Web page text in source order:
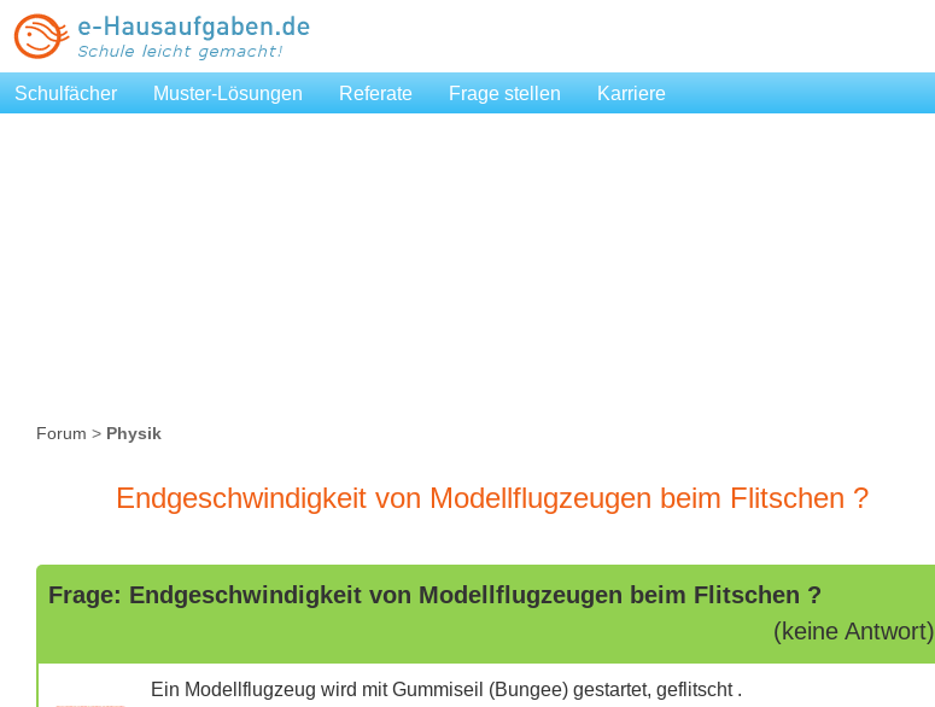
Schulfächer Muster-Lösungen Referate Frage stellen Karriere
Forum > Physik
Endgeschwindigkeit von Modellflugzeugen beim Flitschen ?
Frage: Endgeschwindigkeit von Modellflugzeugen beim Flitschen ?
(keine Antwort)
Ein Modellflugzeug wird mit Gummiseil (Bungee) gestartet, geflitscht .